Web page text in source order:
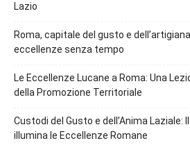
Lazio
Roma, capitale del gusto e
eccellenze senza tempo
Le Eccellenze Lucane a Roma: Una
della Promozione Territoriale
Custodi del Gusto e dell’Anima Laziale: Il
illumina le Eccellenze Romane